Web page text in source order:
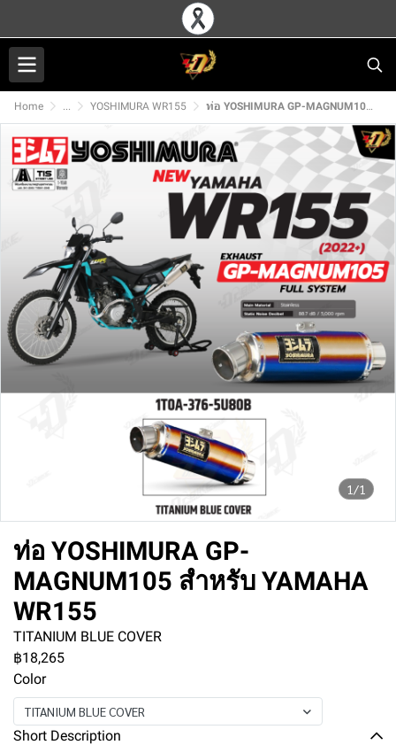
Home ... YOSHIMURA WR155 ท่อ YOSHIMURA GP-MAGNUM105 สำหรับ YAMAHA WR155
1/1
ท่อ YOSHIMURA GP-
MAGNUM105 สำหรับ YAMAHA
WR155
TITANIUM BLUE COVER
฿18,265
Color
TITANIUM BLUE COVER
Short Description